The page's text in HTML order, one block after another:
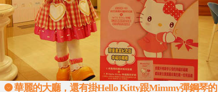
華麗的大廳，還有掛Hello Kitty跟Mimmy彈鋼琴的